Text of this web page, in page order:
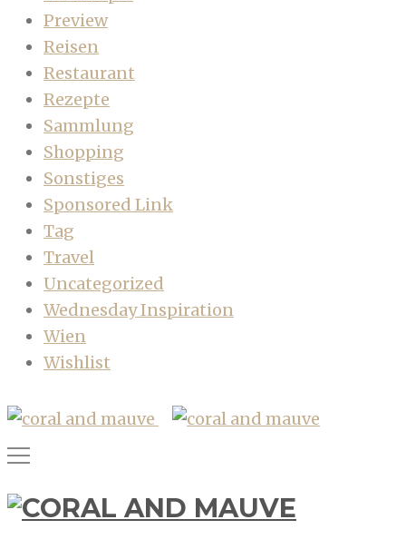
Preview
Reisen
Restaurant
Rezepte
Sammlung
Shopping
Sonstiges
Sponsored Link
Tag
Travel
Uncategorized
Wednesday Inspiration
Wien
Wishlist